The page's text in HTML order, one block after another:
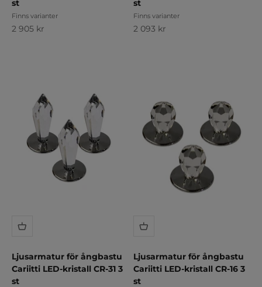
st
Finns varianter
REA-pris
2 905 kr
st
Finns varianter
REA-pris
2 093 kr
Ljusarmatur för ångbastu
Cariitti LED-kristall CR-31 3
st
Ljusarmatur för ångbastu
Cariitti LED-kristall CR-16 3
st